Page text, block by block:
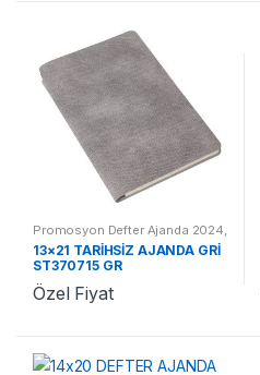
Promosyon Defter Ajanda 2024,
Promosyon 2024 Ajandalar
13×21 TARİHSİZ AJANDA GRİ
ST370715 GR
Özel Fiyat